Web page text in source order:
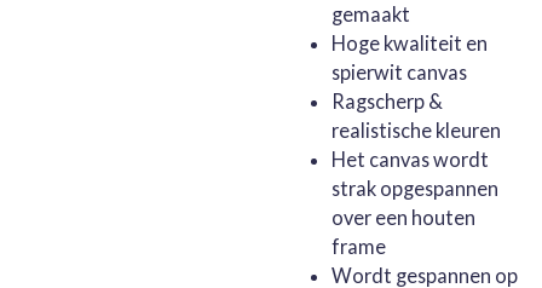
gemaakt
Hoge kwaliteit en
spierwit canvas
Ragscherp &
realistische kleuren
Het canvas wordt
strak opgespannen
over een houten
frame
Wordt gespannen op